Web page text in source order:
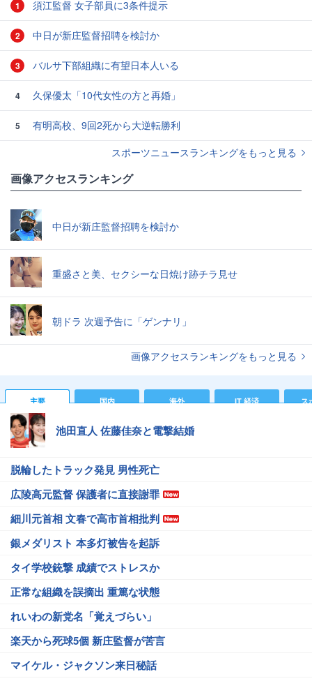
1 須江監督 女子部員に3条件提示
2 中日が新庄監督招聘を検討か
3 バルサ下部組織に有望日本人いる
4 久保優太「10代女性の方と再婚」
5
有明高校、9回2死から大逆転勝利
スポーツニュースランキングをもっと見る
画像アクセスランキング
中日が新庄監督招聘を検討か
重盛さと美、セクシーな日焼け跡チラ見せ
朝ドラ 次週予告に「ゲンナリ」
画像アクセスランキングをもっと見る
主要 国内 海外 IT 経済 ス
池田直人 佐藤佳奈と電撃結婚
脱輪したトラック発見 男性死亡
広陵高元監督 保護者に直接謝罪
細川元首相 文春で高市首相批判
銀メダリスト 本多灯被告を起訴
タイ学校銃撃 成績でストレスか
正常な組織を誤摘出 重篤な状態
れいわの新党名「覚えづらい」
楽天から死球5個 新庄監督が苦言
マイケル・ジャクソン来日秘話